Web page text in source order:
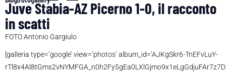
Juve Stabia-AZ Picerno 1-0, il racconto
in scatti
FOTO Antonio Gargiulo
[galleria type=’google’ view=’photos’ album_id=’AJKgSkr6-TnEFvLuY-